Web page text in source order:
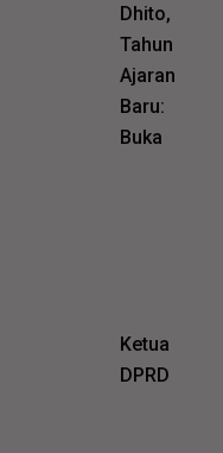
Dhito,
Tahun
Ajaran
Baru:
Buka
Ketua
DPRD